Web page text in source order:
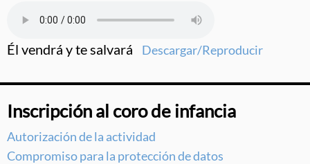
Él vendrá y te salvará Descargar/Reproducir
Inscripción al coro de infancia
Autorización de la actividad
Compromiso para la protección de datos